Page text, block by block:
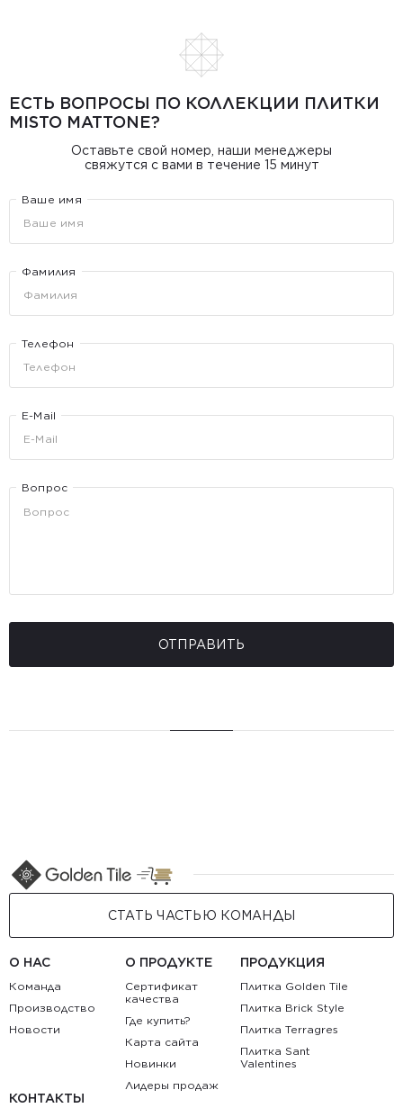
ЕСТЬ ВОПРОСЫ ПО КОЛЛЕКЦИИ ПЛИТКИ
MISTO MATTONE?
Оставьте свой номер, наши менеджеры
свяжутся с вами в течение 15 минут
Ваше имя
Фамилия
Телефон
E-Mail
Вопрос
ОТПРАВИТЬ
СТАТЬ ЧАСТЬЮ КОМАНДЫ
О НАС
Команда
Производство
Новости
О ПРОДУКТЕ
Сертификат
качества
Где купить?
Карта сайта
Новинки
Лидеры продаж
ПРОДУКЦИЯ
Плитка Golden Tile
Плитка Brick Style
Плитка Terragres
Плитка Sant
Valentines
КОНТАКТЫ